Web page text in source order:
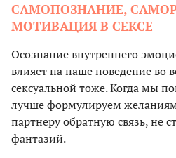
САМОПОЗНАНИЕ,
МОТИВАЦИЯ В СЕКСЕ
Осознание внутреннего
влияет на наше поведение во
сексуальной тоже. Когда мы
лучше формулируем
партнеру обратную связь, не
фантазий.